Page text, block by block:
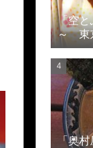
「空
～ 東
「奥